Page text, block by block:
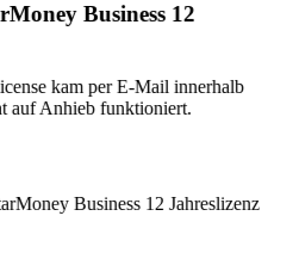
Business 12
kam per E-Mail innerhalb
Anhieb funktioniert.
Business 12 Jahreslizenz